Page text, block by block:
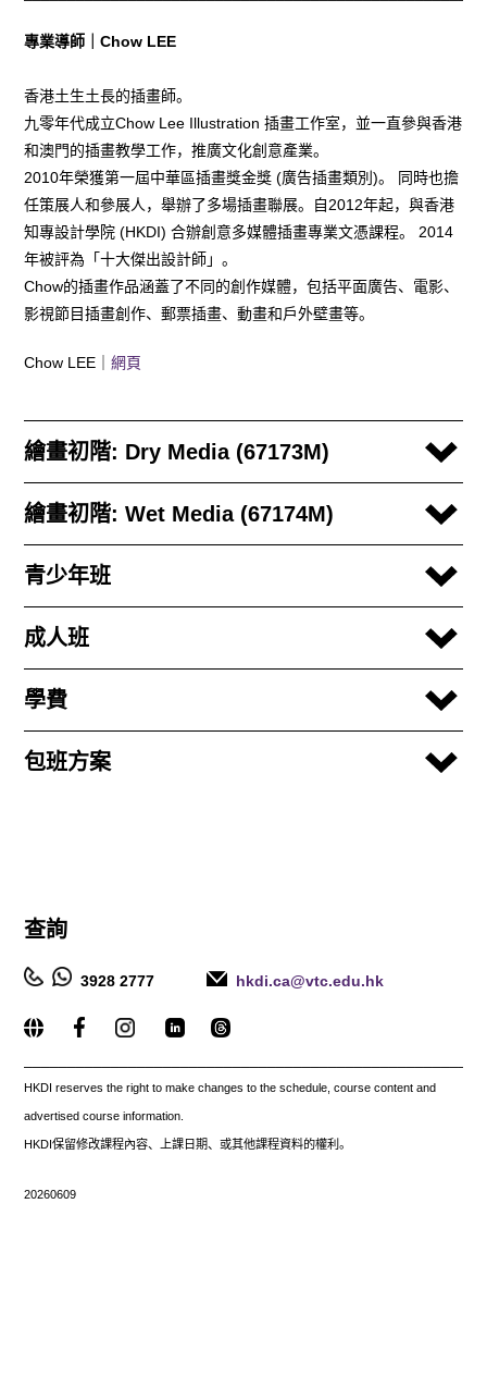
專業導師｜Chow LEE
香港土生土長的插畫師。
九零年代成立Chow Lee Illustration 插畫工作室，並一直參與香港
和澳門的插畫教學工作，推廣文化創意產業。
2010年榮獲第一屆中華區插畫獎金獎 (廣告插畫類別)。 同時也擔
任策展人和參展人，舉辦了多場插畫聯展。自2012年起，與香港
知專設計學院 (HKDI) 合辦創意多媒體插畫專業文憑課程。 2014
年被評為「十大傑出設計師」。
Chow的插畫作品涵蓋了不同的創作媒體，包括平面廣告、電影、
影視節目插畫創作、郵票插畫、動畫和戶外壁畫等。
Chow LEE｜網頁
繪畫初階: Dry Media (67173M)
繪畫初階: Wet Media (67174M)
青少年班
成人班
學費
包班方案
查詢
3928 2777 hkdi.ca@vtc.edu.hk
HKDI reserves the right to make changes to the schedule, course content and
advertised course information.
HKDI保留修改課程內容、上課日期、或其他課程資料的權利。
20260609